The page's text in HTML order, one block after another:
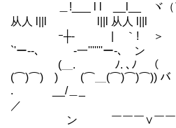
＿!___ l l __l__
从人 l||l l||l 从人 l||l
ｰ┼‐ | ｀! ＞ ヽ -
`'ー--､ -一'''''''ー-､
(＿. ﾉ. ､ﾉ （ ヽ
(⌒)⌒) ) (⌒＿(⌒)⌒)⌒)) バ
. __/＿_
ン ￣￣￣∨￣￣